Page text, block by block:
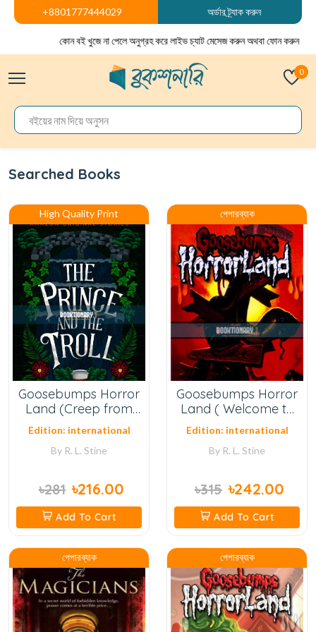
+8801777444029 অর্ডার ট্র্যাক করুন
কোন বই খুজে না পেলে অনুগ্রহ করে লাইভ চ্যাট মেসেজ করুন অথবা ফোন করুন
0
Searched Books
High Quality Print
Goosebumps Horror
Land (Creep from
The Deep)
Edition: international
By R. L. Stine
৳281 ৳216.00
Add To Cart
পেপারব্যাক
Goosebumps Horror
Land ( Welcome to
camp Slither )
Edition: international
By R. L. Stine
৳315 ৳242.00
Add To Cart
পেপারব্যাক পেপারব্যাক